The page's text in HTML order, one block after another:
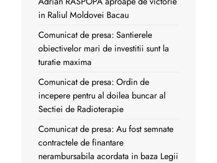
in Raliul Moldovei Bacau
Comunicat de presa: Santierele
obiectivelor mari de investitii sunt la
turatie maxima
Comunicat de presa: Ordin de
incepere pentru al doilea buncar al
Sectiei de Radioterapie
Comunicat de presa: Au fost semnate
contractele de finantare
nerambursabila acordata in baza Legii